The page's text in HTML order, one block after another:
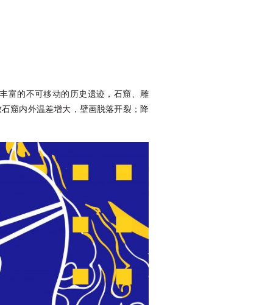
富的不可移动的历史遗迹，石窟、雕
窟内外温差增大，壁画脱落开裂；降